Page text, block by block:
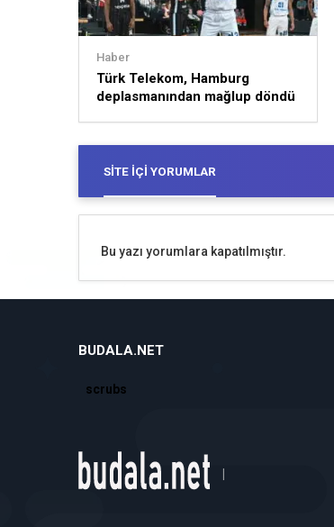
Haber
Türk Telekom, Hamburg
deplasmanından mağlup döndü
SITE İÇI YORUMLAR
Bu yazı yorumlara kapatılmıştır.
BUDALA.NET
scrubs
|